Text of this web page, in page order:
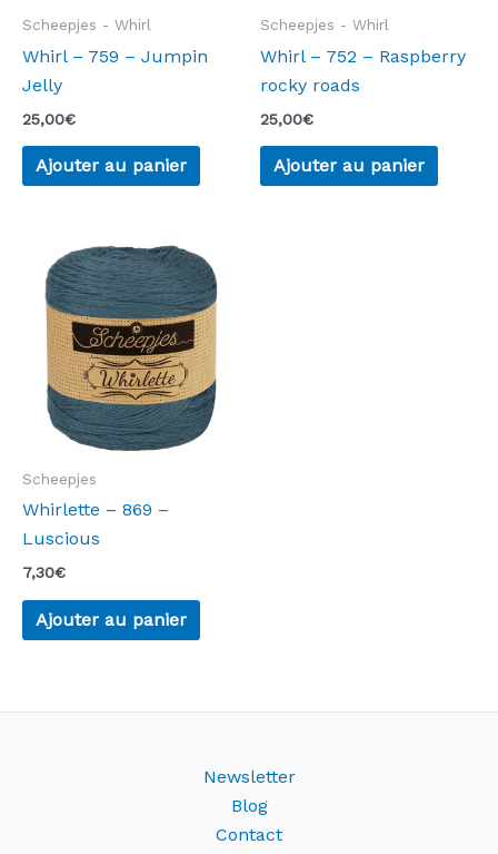
Scheepjes - Whirl
Whirl – 759 – Jumpin
Jelly
25,00€
Ajouter au panier
Scheepjes - Whirl
Whirl – 752 – Raspberry
rocky roads
25,00€
Ajouter au panier
Scheepjes
Whirlette – 869 –
Luscious
7,30€
Ajouter au panier
Newsletter
Blog
Contact